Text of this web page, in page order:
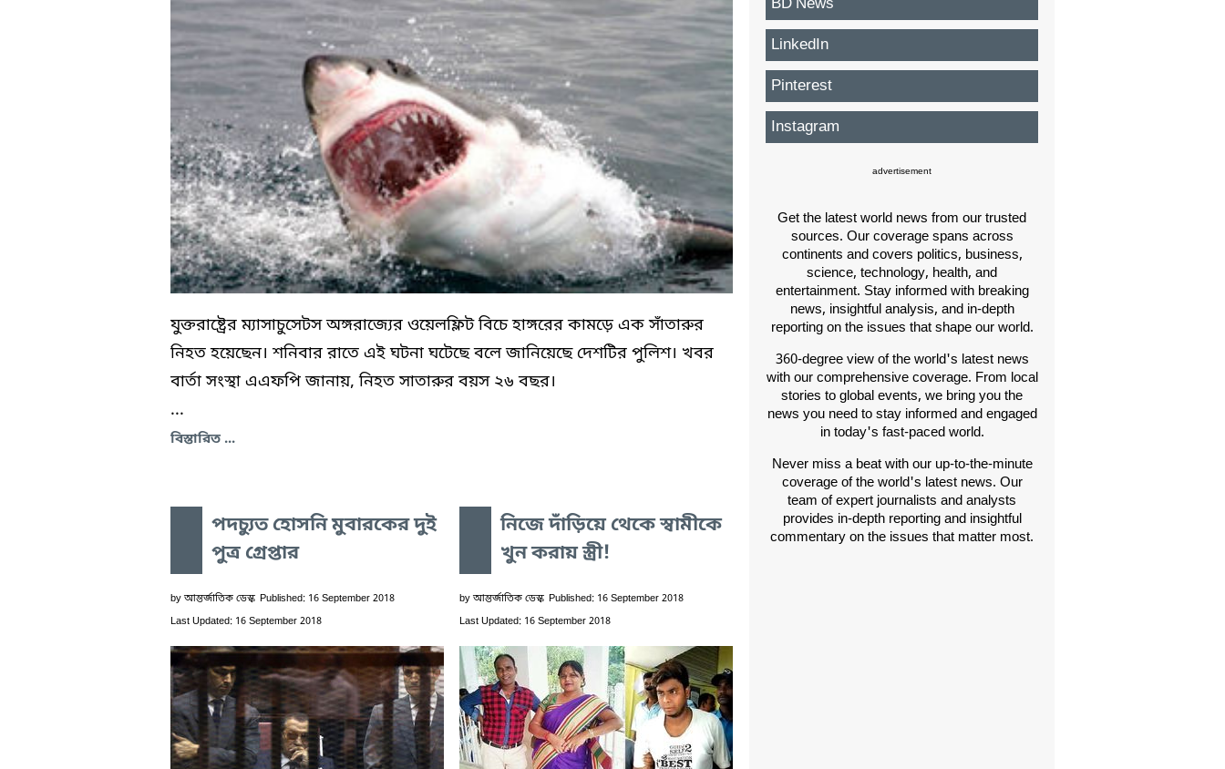
যুক্তরাষ্ট্রের ম্যাসাচুসেটস অঙ্গরাজ্যের ওয়েলফ্লিট বিচে হাঙ্গরের কামড়ে এক সাঁতারুর
নিহত হয়েছেন। শনিবার রাতে এই ঘটনা ঘটেছে বলে জানিয়েছে দেশটির পুলিশ। খবর
বার্তা সংস্থা এএফপি জানায়, নিহত সাতারুর বয়স ২৬ বছর।
...
বিস্তারিত ...
পদচ্যুত হোসনি মুবারকের দুই
পুত্র গ্রেপ্তার
by আন্তর্জাতিক ডেস্ক Published: 16 September 2018
Last Updated: 16 September 2018
নিজে দাঁড়িয়ে থেকে স্বামীকে
খুন করায় স্ত্রী!
by আন্তর্জাতিক ডেস্ক Published: 16 September 2018
Last Updated: 16 September 2018
LinkedIn
Pinterest
Instagram
advertisement
Get the latest world news from our trusted
sources. Our coverage spans across
continents and covers politics, business,
science, technology, health, and
entertainment. Stay informed with breaking
news, insightful analysis, and in-depth
reporting on the issues that shape our world.
360-degree view of the world's latest news
with our comprehensive coverage. From local
stories to global events, we bring you the
news you need to stay informed and engaged
in today's fast-paced world.
Never miss a beat with our up-to-the-minute
coverage of the world's latest news. Our
team of expert journalists and analysts
provides in-depth reporting and insightful
commentary on the issues that matter most.